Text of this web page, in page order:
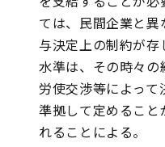
ては、民間企業と
与決定上の制約が
水準は、その時々
労使交渉等によっ
準拠して定めるこ
れることによる。